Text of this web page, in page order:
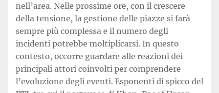
nell’area. Nelle prossime ore, con il crescere
della tensione, la gestione delle piazze si farà
sempre più complessa e il numero degli
incidenti potrebbe moltiplicarsi. In questo
contesto, occorre guardare alle reazioni dei
principali attori coinvolti per comprendere
l’evoluzione degli eventi. Esponenti di spicco del